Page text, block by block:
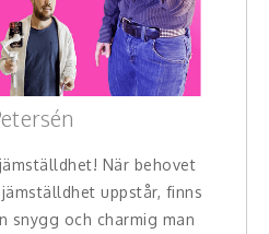
När behovet
uppstår, finns
snygg och charmig man